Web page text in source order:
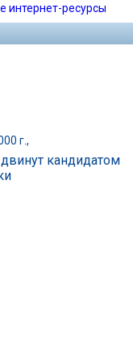
ресурсы
г.,
кандидатом